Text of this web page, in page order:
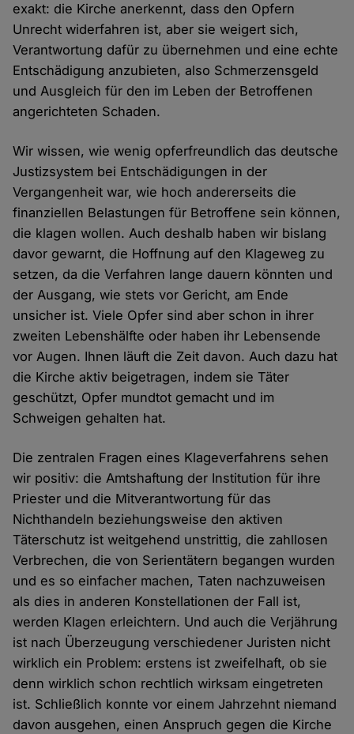
exakt: die Kirche anerkennt, dass den Opfern
Unrecht widerfahren ist, aber sie weigert sich,
Verantwortung dafür zu übernehmen und eine echte
Entschädigung anzubieten, also Schmerzensgeld
und Ausgleich für den im Leben der Betroffenen
angerichteten Schaden.
Wir wissen, wie wenig opferfreundlich das deutsche
Justizsystem bei Entschädigungen in der
Vergangenheit war, wie hoch andererseits die
finanziellen Belastungen für Betroffene sein können,
die klagen wollen. Auch deshalb haben wir bislang
davor gewarnt, die Hoffnung auf den Klageweg zu
setzen, da die Verfahren lange dauern könnten und
der Ausgang, wie stets vor Gericht, am Ende
unsicher ist. Viele Opfer sind aber schon in ihrer
zweiten Lebenshälfte oder haben ihr Lebensende
vor Augen. Ihnen läuft die Zeit davon. Auch dazu hat
die Kirche aktiv beigetragen, indem sie Täter
geschützt, Opfer mundtot gemacht und im
Schweigen gehalten hat.
Die zentralen Fragen eines Klageverfahrens sehen
wir positiv: die Amtshaftung der Institution für ihre
Priester und die Mitverantwortung für das
Nichthandeln beziehungsweise den aktiven
Täterschutz ist weitgehend unstrittig, die zahllosen
Verbrechen, die von Serientätern begangen wurden
und es so einfacher machen, Taten nachzuweisen
als dies in anderen Konstellationen der Fall ist,
werden Klagen erleichtern. Und auch die Verjährung
ist nach Überzeugung verschiedener Juristen nicht
wirklich ein Problem: erstens ist zweifelhaft, ob sie
denn wirklich schon rechtlich wirksam eingetreten
ist. Schließlich konnte vor einem Jahrzehnt niemand
davon ausgehen, einen Anspruch gegen die Kirche